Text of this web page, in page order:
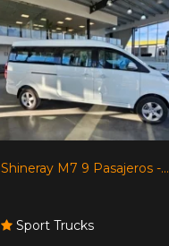
Shineray M7 9 Pasajeros -...
Sport Trucks